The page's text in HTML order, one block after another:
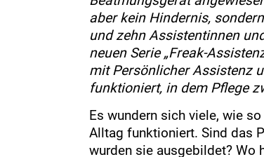
aber kein Hindernis,
und zehn Assistentinnen
neuen Serie „Freak-
mit Persönlicher Assistenz
funktioniert, in dem Pflege
Es wundern sich viele, wie
Alltag funktioniert. Sind das
wurden sie ausgebildet? Wo